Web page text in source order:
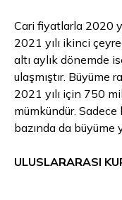
Cari fiyatlarla 2020
2021 yılı ikinci
altı aylık dönemde
ulaşmıştır. Büyüme
2021 yılı için 750
mümkündür.
bazında da büyüme
ULUSLARARASI